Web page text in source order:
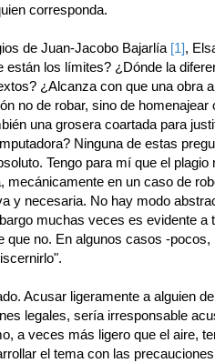
corresponda.
de Juan-Jacobo Bajarlía [1],
están los límites? ¿Dónde la
¿Alcanza con que una obra
no de robar, sino de homenajear
una grosera coartada para
Ninguna de estas
Tengo para mí que el plagio
mecánicamente en un caso de
y necesaria. No hay modo
muchas veces es evidente a
que no. En algunos casos -pocos,
Acusar ligeramente a alguien
legales, sería irresponsable
a veces más ligero que el aire,
el tema con las precauciones